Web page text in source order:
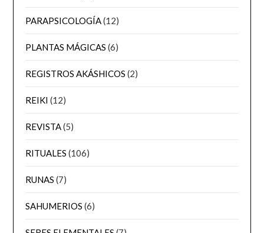
PARAPSICOLOGÍA(12)
PLANTAS MÁGICAS (6)
REGISTROS AKÁSHICOS (2)
REIKI (12)
REVISTA(5)
RITUALES (106)
RUNAS (7)
SAHUMERIOS (6)